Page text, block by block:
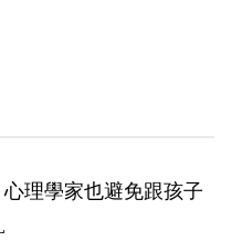
理學家也避免跟孩子